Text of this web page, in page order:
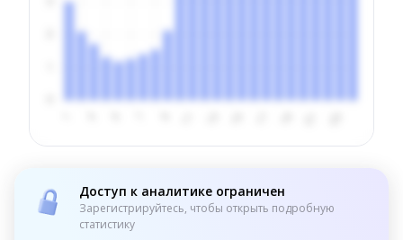
Доступ к аналитике ограничен
Зарегистрируйтесь, чтобы открыть подробную
статистику